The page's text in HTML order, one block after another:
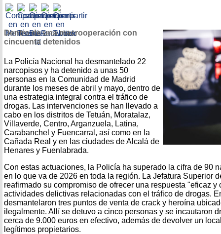
Dentro de una macrooperación con
cincuenta detenidos
La Policía Nacional ha desmantelado 22
narcopisos y ha detenido a unas 50
personas en la Comunidad de Madrid
durante los meses de abril y mayo, dentro de
una estrategia integral contra el tráfico de
drogas. Las intervenciones se han llevado a
cabo en los distritos de Tetuán, Moratalaz,
Villaverde, Centro, Arganzuela, Latina,
Carabanchel y Fuencarral, así como en la
Cañada Real y en las ciudades de Alcalá de
Henares y Fuenlabrada.
Con estas actuaciones, la Policía ha superado la cifra de 90
en lo que va de 2026 en toda la región. La Jefatura Superior
reafirmado su compromiso de ofrecer una respuesta "eficaz y
actividades delictivas relacionadas con el tráfico de drogas.
desmantelaron tres puntos de venta de crack y heroína
ilegalmente. Allí se detuvo a cinco personas y se incautaron
cerca de 9.000 euros en efectivo, además de devolver un
legítimos propietarios.